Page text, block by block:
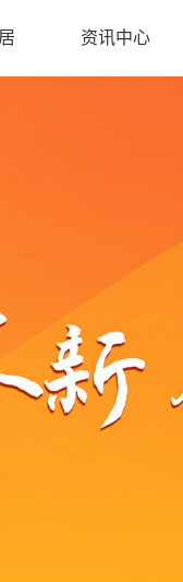
资讯中心